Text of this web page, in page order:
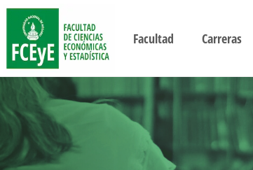
Facultad Carreras